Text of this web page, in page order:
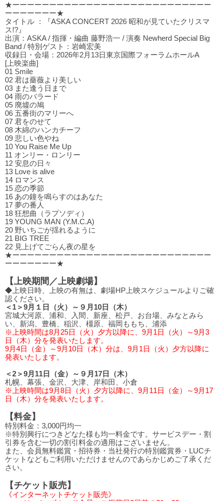
★ーーーーーーーーーーーーーーーーーーーーーーーーーーー
ーーーーーーー★
タイトル ：『ASKA CONCERT 2026 昭和が見ていたクリスマ
ス!?』
出演：ASKA / 指揮・編曲 藤野浩一 / 演奏 Newherd Special Big
Band / 特別ゲスト：岩崎宏美
収録日・会場：2026年2月13日東京国際フォーラムホールA
[上映楽曲]
01 Smile
02 君は薔薇より美しい
03 また逢う⽇まで
04 ⾬のバラード
05 廃墟の鳩
06 五番街のマリーへ
07 君をのせて
08 木綿のハンカチーフ
09 悲しい⾊やね
10 You Raise Me Up
11 オンリー・ロンリー
12 安息の⽇々
13 Love is alive
14 ロマンス
15 恋の季節
16 あの鐘を鳴らすのはあなた
17 夢の番⼈
18 狂想曲（ラプソディ）
19 YOUNG MAN (Y.M.C.A)
20 野いちごが揺れるように
21 BIG TREE
22 ⾒上げてごらん夜の星を
★ーーーーーーーーーーーーーーーーーーーーーーーーーーー
ーーーーーーー★
【上映期間／上映劇場】
◆上映日時、上映の有無は、劇場HP上映スケジュールよりご確
認ください。
＜1＞9月１日（火）～９月10日（木）
宮城大河原、浦和、入間、新座、松戸、お台場、みなとみら
い、新潟、豊橋、稲沢、橿原、福岡ももち、浦添
※上映時間は8月25日（火）夕方以降に、9月1日（火）～9月3
日（木）分を発表いたします。
9月4日（金）～9月10日（木）分は、9月1日（火）夕方以降に
発表いたします。
＜2＞9月11日（金）～９月17日（木）
札幌、幕張、金沢、大津、岸和田、小倉
※上映時間は9月8日（火）夕方以降に、9月11日（金）～9月17
日（木）分を発表いたします。
【料金】
特別料金：3,000円均一
※特別興行につきどなた様も均一料金です。サービスデー・割
引券を含む一切の割引料金の適用はございません。
また、会員無料鑑賞・招待券・当社発行の特別鑑賞券・LUCチ
ケットなどもご利用いただけませんのであらかじめご了承くだ
さい。
【チケット販売】
《インターネットチケット販売》